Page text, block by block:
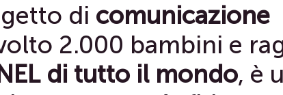
di comunicazione
2.000 bambini e
di tutto il mondo, è